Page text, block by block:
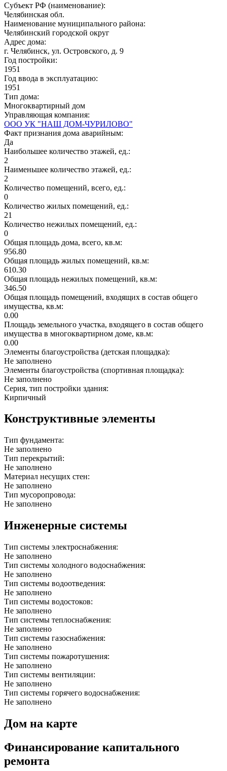
Субъект РФ (наименование):
Челябинская обл.
Наименование муниципального района:
Челябинский городской округ
Адрес дома:
г. Челябинск, ул. Островского, д. 9
Год постройки:
1951
Год ввода в эксплуатацию:
1951
Тип дома:
Многоквартирный дом
Управляющая компания:
ООО УК "НАШ ДОМ-ЧУРИЛОВО"
Факт признания дома аварийным:
Да
Наибольшее количество этажей, ед.:
2
Наименьшее количество этажей, ед.:
2
Количество помещений, всего, ед.:
0
Количество жилых помещений, ед.:
21
Количество нежилых помещений, ед.:
0
Общая площадь дома, всего, кв.м:
956.80
Общая площадь жилых помещений, кв.м:
610.30
Общая площадь нежилых помещений, кв.м:
346.50
Общая площадь помещений, входящих в состав общего
имущества, кв.м:
0.00
Площадь земельного участка, входящего в состав общего
имущества в многоквартирном доме, кв.м:
0.00
Элементы благоустройства (детская площадка):
Не заполнено
Элементы благоустройства (спортивная площадка):
Не заполнено
Серия, тип постройки здания:
Кирпичный
Конструктивные элементы
Тип фундамента:
Не заполнено
Тип перекрытий:
Не заполнено
Материал несущих стен:
Не заполнено
Тип мусоропровода:
Не заполнено
Инженерные системы
Тип системы электроснабжения:
Не заполнено
Тип системы холодного водоснабжения:
Не заполнено
Тип системы водоотведения:
Не заполнено
Тип системы водостоков:
Не заполнено
Тип системы теплоснабжения:
Не заполнено
Тип системы газоснабжения:
Не заполнено
Тип системы пожаротушения:
Не заполнено
Тип системы вентиляции:
Не заполнено
Тип системы горячего водоснабжения:
Не заполнено
Дом на карте
Финансирование капитального
ремонта